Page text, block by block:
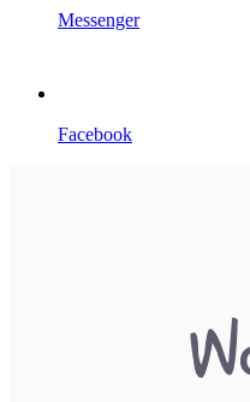
Messenger
Facebook